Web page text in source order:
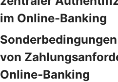
im Online-Banking
von
Online-Banking